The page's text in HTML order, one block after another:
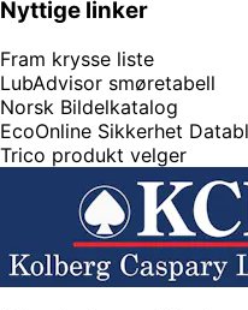
Nyttige linker
Fram krysse liste
LubAdvisor smøretabell
Norsk Bildelkatalog
EcoOnline Sikkerhet
Trico produkt velger